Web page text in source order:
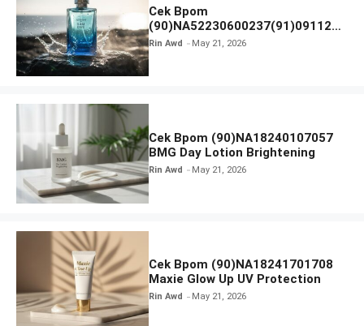
Cek Bpom
(90)NA52230600237(91)091126
Afnan 9 AM Dive Eau De Parfum
Rin Awd May 21, 2026
Cek Bpom (90)NA18240107057
BMG Day Lotion Brightening
Rin Awd May 21, 2026
Cek Bpom (90)NA18241701708
Maxie Glow Up UV Protection
Rin Awd May 21, 2026